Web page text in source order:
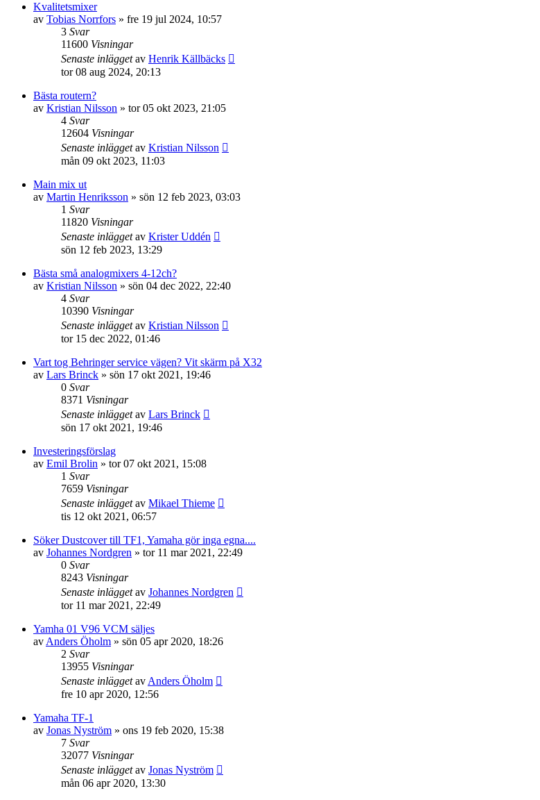
Kvalitetsmixer
av Tobias Norrfors » fre 19 jul 2024, 10:57
3 Svar
11600 Visningar
Senaste inläggetav Henrik Källbäcks
tor 08 aug 2024, 20:13
Bästa routern?
av Kristian Nilsson » tor 05 okt 2023, 21:05
4 Svar
12604 Visningar
Senaste inläggetav Kristian Nilsson
mån 09 okt 2023, 11:03
Main mix ut
av Martin Henriksson » sön 12 feb 2023, 03:03
1 Svar
11820 Visningar
Senaste inläggetav Krister Uddén
sön 12 feb 2023, 13:29
Bästa små analogmixers 4-12ch?
av Kristian Nilsson » sön 04 dec 2022, 22:40
4 Svar
10390 Visningar
Senaste inläggetav Kristian Nilsson
tor 15 dec 2022, 01:46
Vart tog Behringer service vägen? Vit skärm på X32
av Lars Brinck » sön 17 okt 2021, 19:46
0 Svar
8371 Visningar
Senaste inläggetav Lars Brinck
sön 17 okt 2021, 19:46
Investeringsförslag
av Emil Brolin » tor 07 okt 2021, 15:08
1 Svar
7659 Visningar
Senaste inläggetav Mikael Thieme
tis 12 okt 2021, 06:57
Söker Dustcover till TF1, Yamaha gör inga egna....
av Johannes Nordgren » tor 11 mar 2021, 22:49
0 Svar
8243 Visningar
Senaste inläggetav Johannes Nordgren
tor 11 mar 2021, 22:49
Yamha 01 V96 VCM säljes
av Anders Öholm » sön 05 apr 2020, 18:26
2 Svar
13955 Visningar
Senaste inläggetav Anders Öholm
fre 10 apr 2020, 12:56
Yamaha TF-1
av Jonas Nyström » ons 19 feb 2020, 15:38
7 Svar
32077 Visningar
Senaste inläggetav Jonas Nyström
mån 06 apr 2020, 13:30